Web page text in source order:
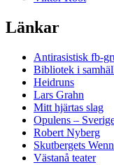
Länkar
Antirasistisk fb-
Bibliotek i
Heidruns
Lars Grahn
Mitt hjärtas slag
Opulens –
Robert Nyberg
Skutbergets
Västanå teater